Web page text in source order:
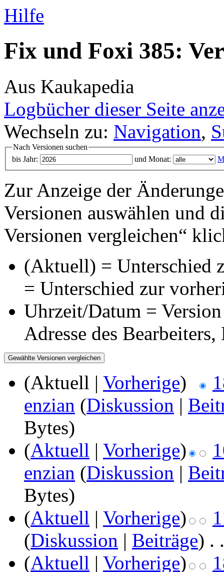
Hilfe
Fix und Foxi 385:
Aus Kaukapedia
Logbücher dieser Seite
Wechseln zu: Navigation,
Nach Versionen suchen
bis Jahr:
und Monat:
Zur Anzeige der
Versionen auswählen und
Versionen vergleichen“
(Aktuell) = Unterschied
= Unterschied zur
Uhrzeit/Datum =
Adresse des
(Aktuell | Vorherige)
enzian (Diskussion |
Bytes)
(Aktuell | Vorherige)
enzian (Diskussion |
Bytes)
(Aktuell | Vorherige)
(Diskussion | Beiträge) . .
(Aktuell | Vorherige)